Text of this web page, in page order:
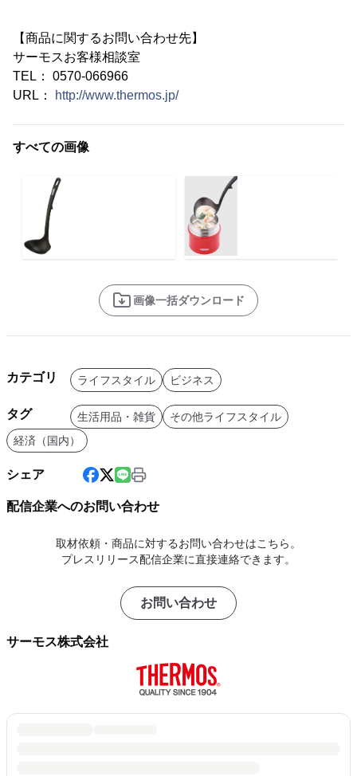
【商品に関するお問い合わせ先】
サーモスお客様相談室
TEL： 0570-066966
URL：
http://www.thermos.jp/
すべての画像
画像一括ダウンロード
カテゴリ ライフスタイル ビジネス
タグ 生活用品・雑貨
その他ライフスタイル
経済（国内）
シェア
配信企業へのお問い合わせ
取材依頼・商品に対するお問い合わせはこちら。
プレスリリース配信企業に直接連絡できます。
お問い合わせ
サーモス株式会社